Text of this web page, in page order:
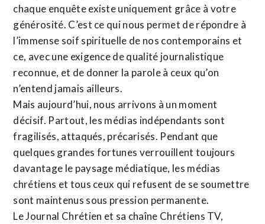
chaque enquête existe uniquement grâce à votre
générosité. C’est ce qui nous permet de répondre à
l’immense soif spirituelle de nos contemporains et
ce, avec une exigence de qualité journalistique
reconnue, et de donner la parole à ceux qu’on
n’entend jamais ailleurs.
Mais aujourd’hui, nous arrivons à un moment
décisif. Partout, les médias indépendants sont
fragilisés, attaqués, précarisés. Pendant que
quelques grandes fortunes verrouillent toujours
davantage le paysage médiatique, les médias
chrétiens et tous ceux qui refusent de se soumettre
sont maintenus sous pression permanente.
Le Journal Chrétien et sa chaîne Chrétiens TV,